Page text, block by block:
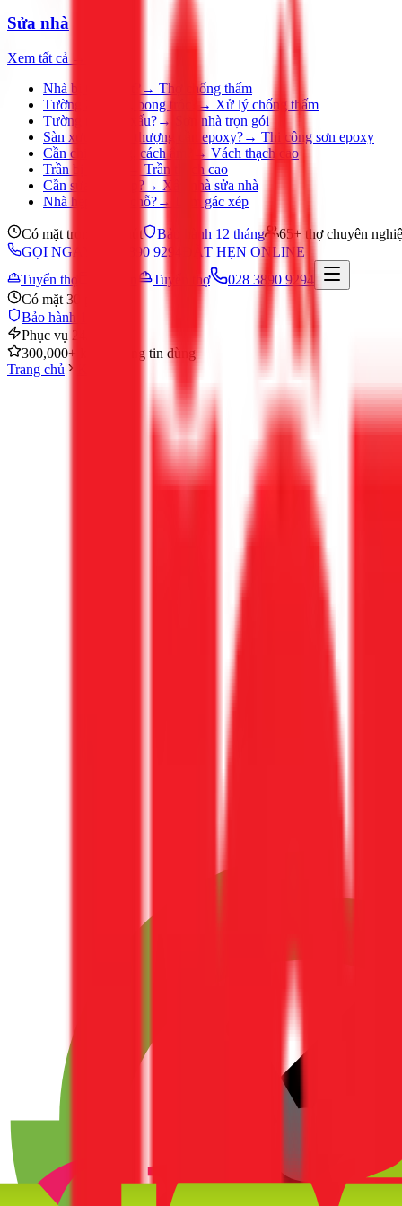
Sửa nhà
Xem tất cả →
Nhà bị thấm dột?
→ Thợ chống thấm
Tường ẩm mốc, bong tróc?
→ Xử lý chống thấm
Tường nhà cũ, xấu?→
Sơn nhà trọn gói
Sàn xưởng, sân thượng cần epoxy?→ Thi công sơn epoxy
Cần chia phòng, cách âm?
→ Vách thạch cao
Trần bị ố, nứt?
Trần thạch cao
Cần sửa nhà gấp?→ Xây nhà sửa nhà
Nhà hẹp, thiếu chỗ?→ Làm gác xép
Có mặt trong 30 phút Bảo hành 12 tháng
65+ thợ chuyên
GỌI NGAY 028 3890 9294
ĐẶT HẸN ONLINE
Tuyển thợ
Tuyển thợ
028 3890 9294
Có mặt 30 phút
Bảo hành 12 tháng
Phục vụ 24/7
300,000+ khách hàng tin dùng
Trang chủ